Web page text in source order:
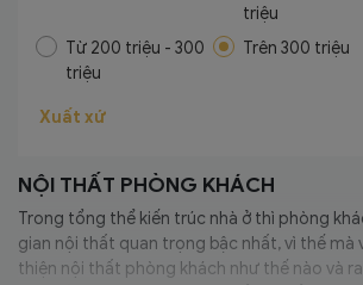
triệu
Từ 200 triệu - 300
triệu
Trên 300 triệu
Xuất xứ
NỘI THẤT PHÒNG KHÁCH
Trong tổng thể kiến trúc nhà ở thì phòng
gian nội thất quan trọng bậc nhất, vì thế mà
thiện nội thất phòng khách như thế nào và